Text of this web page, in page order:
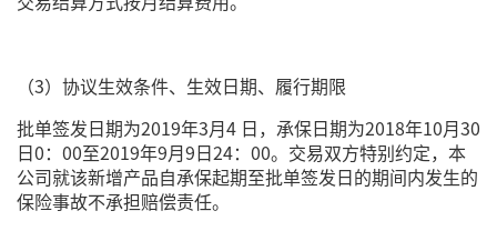
（3）协议生效条件、生效日期、履行期限
批单签发日期为2019年3月4 日，承保日期为2018年10月30
日0：00至2019年9月9日24：00。交易双方特别约定，本
公司就该新增产品自承保起期至批单签发日的期间内发生的
保险事故不承担赔偿责任。